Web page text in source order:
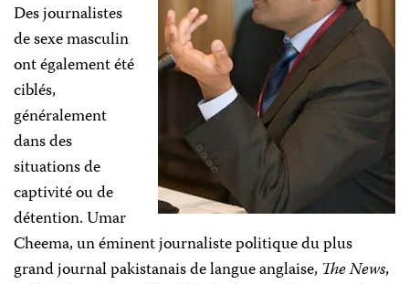
Des journalistes
de sexe masculin
ont également été
ciblés,
généralement
dans des
situations de
captivité ou de
détention. Umar
Cheema, un éminent journaliste politique du plus
grand journal pakistanais de langue anglaise, The News,